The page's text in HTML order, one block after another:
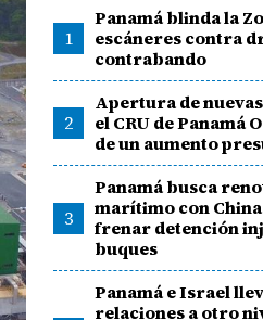
1
Panamá blinda la
escáneres contra
contrabando
2
Apertura de
el CRU de Panamá
de un aumento
3
Panamá busca
marítimo con
frenar detención
buques
Panamá e Israel
relaciones a otro